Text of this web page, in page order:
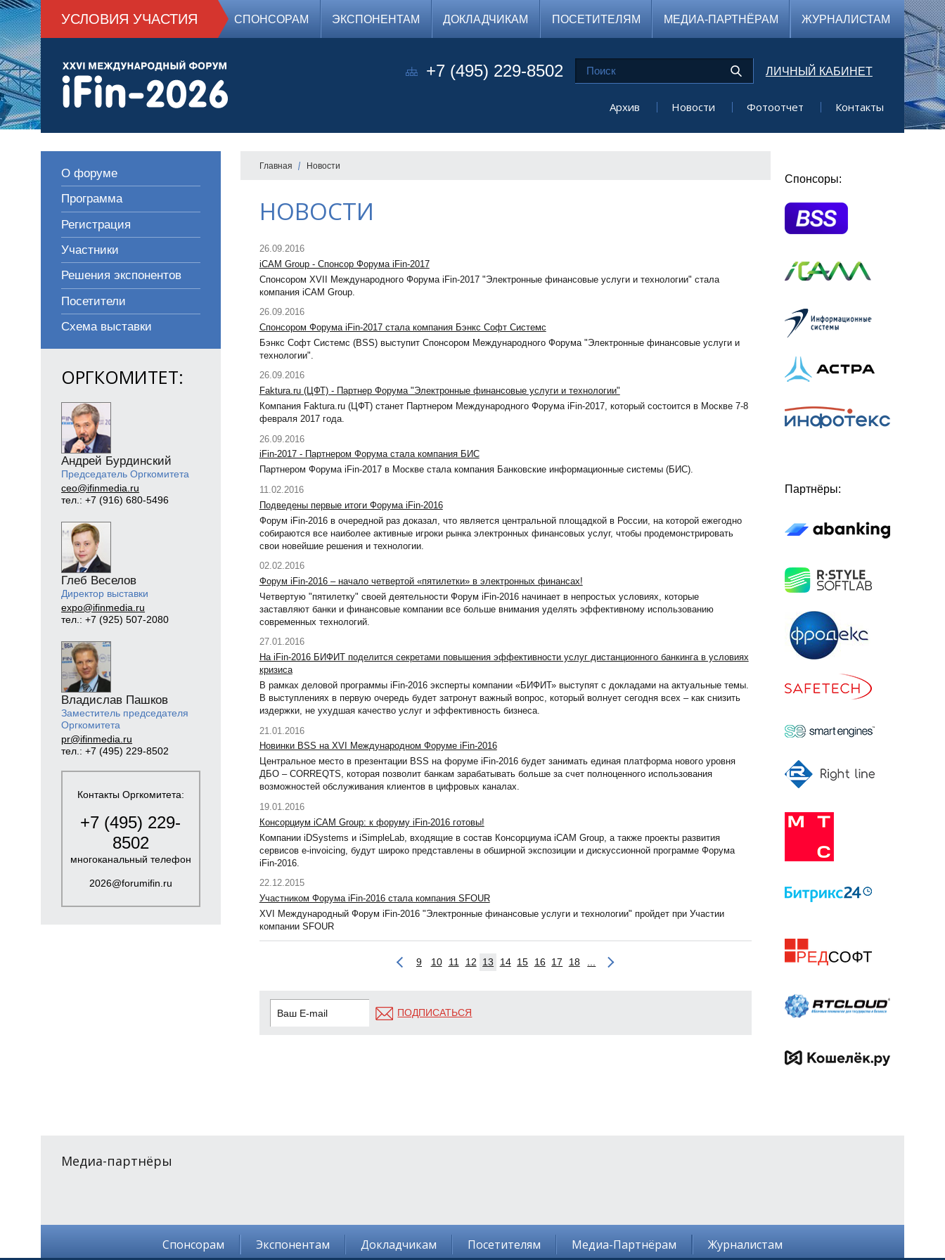
УСЛОВИЯ УЧАСТИЯ СПОНСОРАМ ЭКСПОНЕНТАМ ДОКЛАДЧИКАМ ПОСЕТИТЕЛЯМ МЕДИА-ПАРТНЁРАМ ЖУРНАЛИСТАМ
+7 (495) 229-8502 ЛИЧНЫЙ КАБИНЕТ
Архив Новости Фотоотчет Контакты
О форуме
Программа
Регистрация
Участники
Решения экспонентов
Посетители
Схема выставки
ОРГКОМИТЕТ:
Андрей Бурдинский
Председатель Оргкомитета
ceo@ifinmedia.ru
тел.: +7 (916) 680-5496
Глеб Веселов
Директор выставки
expo@ifinmedia.ru
тел.: +7 (925) 507-2080
Владислав Пашков
Заместитель председателя
Оргкомитета
pr@ifinmedia.ru
тел.: +7 (495) 229-8502
Контакты Оргкомитета:
+7 (495) 229-
8502
многоканальный телефон
2026@forumifin.ru
Главная Новости
НОВОСТИ
26.09.2016
iCAM Group - Спонсор Форума iFin-2017
Спонсором XVII Международного Форума iFin-2017 "Электронные финансовые услуги и технологии" стала
компания iCAM Group.
26.09.2016
Спонсором Форума iFin-2017 стала компания Бэнкс Софт Системс
Бэнкс Софт Системс (BSS) выступит Спонсором Международного Форума "Электронные финансовые услуги и
технологии".
26.09.2016
Faktura.ru (ЦФТ) - Партнер Форума "Электронные финансовые услуги и технологии"
Компания Faktura.ru (ЦФТ) станет Партнером Международного Форума iFin-2017, который состоится в Москве 7-8
февраля 2017 года.
26.09.2016
iFin-2017 - Партнером Форума стала компания БИС
Партнером Форума iFin-2017 в Москве стала компания Банковские информационные системы (БИС).
11.02.2016
Подведены первые итоги Форума iFin-2016
Форум iFin-2016 в очередной раз доказал, что является центральной площадкой в России, на которой ежегодно
собираются все наиболее активные игроки рынка электронных финансовых услуг, чтобы продемонстрировать
свои новейшие решения и технологии.
02.02.2016
Форум iFin-2016 – начало четвертой «пятилетки» в электронных финансах!
Четвертую "пятилетку" своей деятельности Форум iFin-2016 начинает в непростых условиях, которые
заставляют банки и финансовые компании все больше внимания уделять эффективному использованию
современных технологий.
27.01.2016
На iFin-2016 БИФИТ поделится секретами повышения эффективности услуг дистанционного банкинга в условиях
кризиса
В рамках деловой программы iFin-2016 эксперты компании «БИФИТ» выступят с докладами на актуальные темы.
В выступлениях в первую очередь будет затронут важный вопрос, который волнует сегодня всех – как снизить
издержки, не ухудшая качество услуг и эффективность бизнеса.
21.01.2016
Новинки BSS на XVI Международном Форуме iFin-2016
Центральное место в презентации BSS на форуме iFin-2016 будет занимать единая платформа нового уровня
ДБО – CORREQTS, которая позволит банкам зарабатывать больше за счет полноценного использования
возможностей обслуживания клиентов в цифровых каналах.
19.01.2016
Консорциум iCAM Group: к форуму iFin-2016 готовы!
Компании iDSystems и iSimpleLab, входящие в состав Консорциума iCAM Group, а также проекты развития
сервисов e-invoicing, будут широко представлены в обширной экспозиции и дискуссионной программе Форума
iFin-2016.
22.12.2015
Участником Форума iFin-2016 стала компания SFOUR
XVI Международный Форум iFin-2016 "Электронные финансовые услуги и технологии" пройдет при Участии
компании SFOUR
9 10 11 12 13 14 15 16 17 18 ...
ПОДПИСАТЬСЯ
Спонсоры:
Партнёры:
Медиа-партнёры
Спонсорам Экспонентам Докладчикам Посетителям Медиа-Партнёрам Журналистам